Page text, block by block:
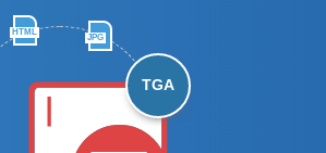
HTML
JPG
TGA